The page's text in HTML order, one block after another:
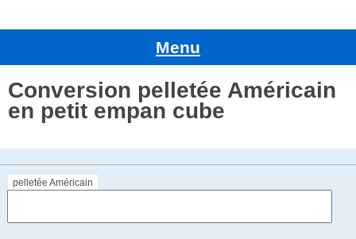
Menu
Conversion pelletée Américain
en petit empan cube
pelletée Américain